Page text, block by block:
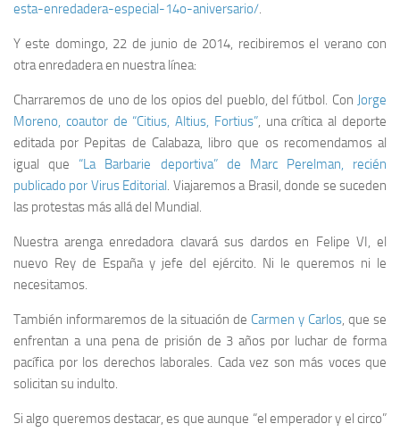
esta-enredadera-especial-14o-aniversario/.
Y este domingo, 22 de junio de 2014, recibiremos el verano con
otra enredadera en nuestra línea:
Charraremos de uno de los opios del pueblo, del fútbol. Con Jorge
Moreno, coautor de “Citius, Altius, Fortius”, una crítica al deporte
editada por Pepitas de Calabaza, libro que os recomendamos al
igual que “La Barbarie deportiva” de Marc Perelman, recién
publicado por Virus Editorial. Viajaremos a Brasil, donde se suceden
las protestas más allá del Mundial.
Nuestra arenga enredadora clavará sus dardos en Felipe VI, el
nuevo Rey de España y jefe del ejército. Ni le queremos ni le
necesitamos.
También informaremos de la situación de Carmen y Carlos, que se
enfrentan a una pena de prisión de 3 años por luchar de forma
pacífica por los derechos laborales. Cada vez son más voces que
solicitan su indulto.
Si algo queremos destacar, es que aunque “el emperador y el circo”